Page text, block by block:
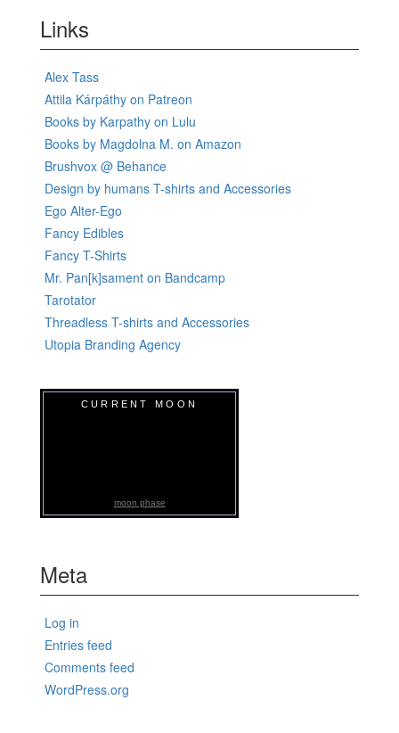
Links
Alex Tass
Attila Kárpáthy on Patreon
Books by Karpathy on Lulu
Books by Magdolna M. on Amazon
Brushvox @ Behance
Design by humans T-shirts and Accessories
Ego Alter-Ego
Fancy Edibles
Fancy T-Shirts
Mr. Pan[k]sament on Bandcamp
Tarotator
Threadless T-shirts and Accessories
Utopia Branding Agency
CURRENT MOON
moon phase
Meta
Log in
Entries feed
Comments feed
WordPress.org